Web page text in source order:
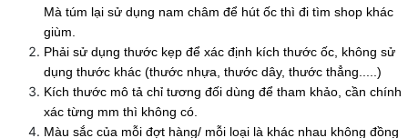
Mà túm lại sử dụng nam châm để hút ốc thì đi tìm shop khác
giùm.
Phải sử dụng thước kẹp để xác định kích thước ốc, không sử
dụng thước khác (thước nhựa, thước dây, thước thẳng.....)
Kích thước mô tả chỉ tương đối dùng để tham khảo, cần chính
xác từng mm thì không có.
Màu sắc của mỗi đợt hàng/ mỗi loại là khác nhau không đồng